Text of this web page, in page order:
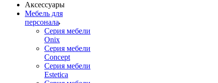
Аксессуары
Мебель для
персонала
Серия мебели
Onix
Серия мебели
Concept
Серия мебели
Estetica